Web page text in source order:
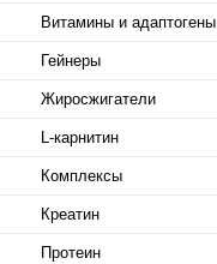
Витамины и адаптогены
Гейнеры
Жиросжигатели
L-карнитин
Комплексы
Креатин
Протеин